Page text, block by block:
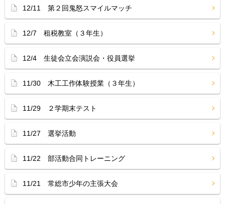
12/11 第２回鬼怒スマイルマッチ
12/7 租税教室（３年生）
12/4 生徒会立会演説会・役員選挙
11/30 木工工作体験授業（３年生）
11/29 ２学期末テスト
11/27 選挙活動
11/22 部活動合同トレーニング
11/21 常総市少年の主張大会